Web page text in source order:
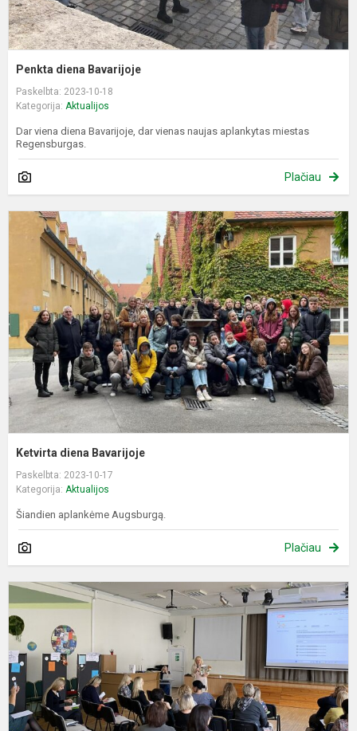
Penkta diena Bavarijoje
Paskelbta: 2023-10-18
Kategorija: Aktualijos
Dar viena diena Bavarijoje, dar vienas naujas aplankytas miestas
Regensburgas.
Plačiau
Ketvirta diena Bavarijoje
Paskelbta: 2023-10-17
Kategorija: Aktualijos
Šiandien aplankėme Augsburgą.
Plačiau